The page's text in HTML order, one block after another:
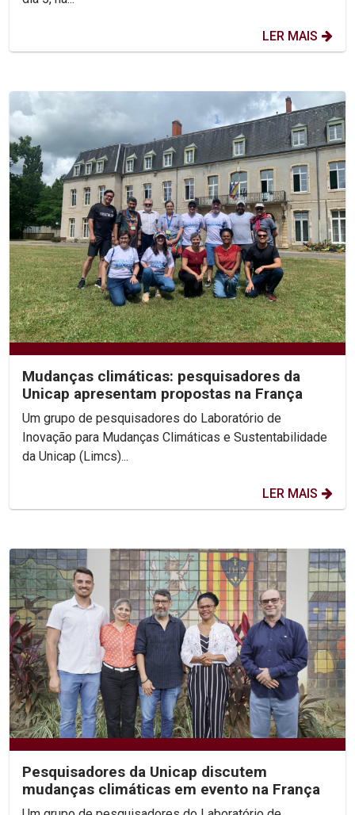
LER MAIS
Mudanças climáticas: pesquisadores da
Unicap apresentam propostas na França
Um grupo de pesquisadores do Laboratório de
Inovação para Mudanças Climáticas e Sustentabilidade
da Unicap (Limcs)...
LER MAIS
Pesquisadores da Unicap discutem
mudanças climáticas em evento na França